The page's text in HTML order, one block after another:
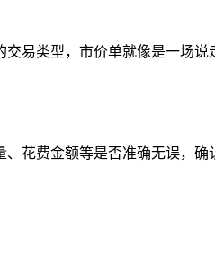
易类型，市价单就像是一场
花费金额等是否准确无误，